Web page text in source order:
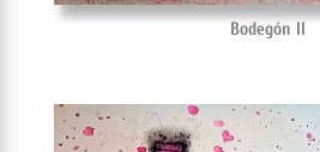
Bodegón II